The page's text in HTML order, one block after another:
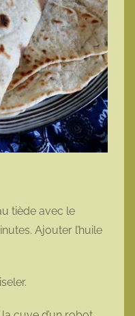
tiède avec le
Ajouter l’huile